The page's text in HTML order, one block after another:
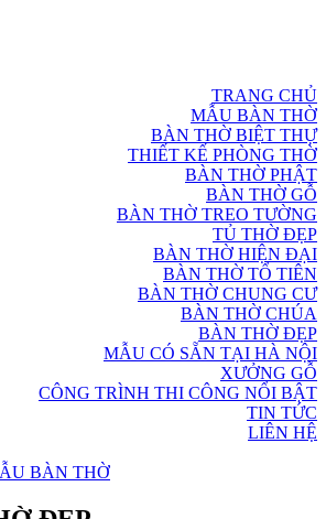
TRANG CHỦ
MẪU BÀN THỜ
BÀN THỜ BIỆT THỰ
THIẾT KẾ PHÒNG THỜ
BÀN THỜ PHẬT
BÀN THỜ GỖ
BÀN THỜ TREO TƯỜNG
TỦ THỜ ĐẸP
BÀN THỜ HIỆN ĐẠI
BÀN THỜ TỔ TIÊN
BÀN THỜ CHUNG CƯ
BÀN THỜ CHÚA
BÀN THỜ ĐẸP
MẪU CÓ SẴN TẠI HÀ NỘI
XƯỞNG GỖ
CÔNG TRÌNH THI CÔNG NỔI BẬT
TIN TỨC
LIÊN HỆ
BÀN THỜ